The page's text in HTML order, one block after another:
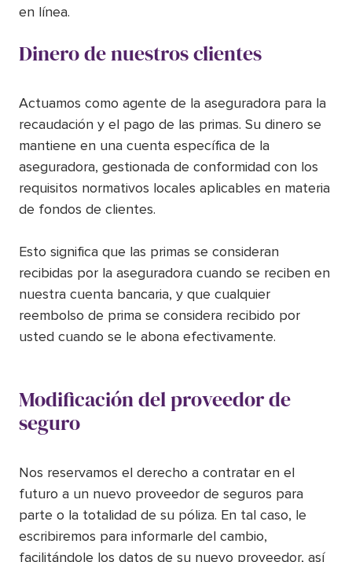
en línea.
Dinero de nuestros clientes
Actuamos como agente de la aseguradora para la
recaudación y el pago de las primas. Su dinero se
mantiene en una cuenta específica de la
aseguradora, gestionada de conformidad con los
requisitos normativos locales aplicables en materia
de fondos de clientes.
Esto significa que las primas se consideran
recibidas por la aseguradora cuando se reciben en
nuestra cuenta bancaria, y que cualquier
reembolso de prima se considera recibido por
usted cuando se le abona efectivamente.
Modificación del proveedor de
seguro
Nos reservamos el derecho a contratar en el
futuro a un nuevo proveedor de seguros para
parte o la totalidad de su póliza. En tal caso, le
escribiremos para informarle del cambio,
facilitándole los datos de su nuevo proveedor, así